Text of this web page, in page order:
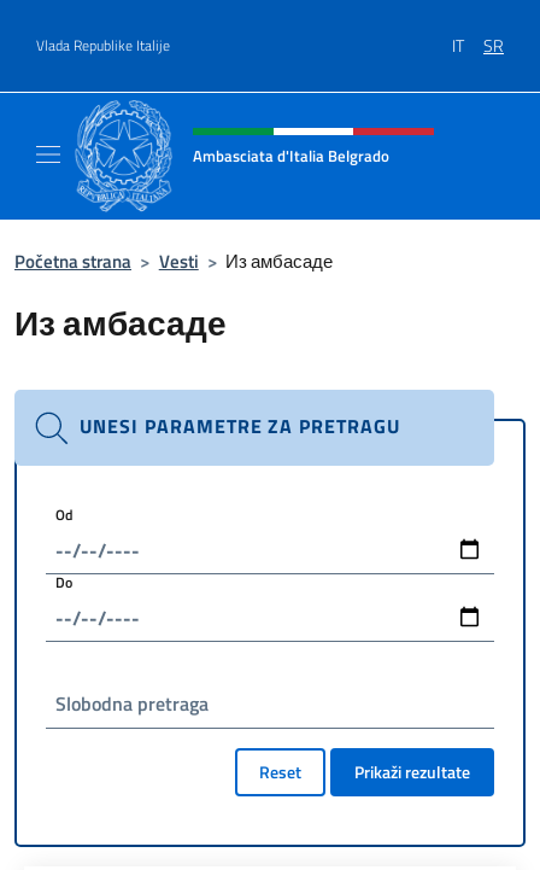
Vlada Republike Italije IT SR
Header, social and menu of site
Ambasciata d'Italia Belgrado
Početna strana > Vesti > Из амбасаде
Из амбасаде
UNESI PARAMETRE ZA PRETRAGU
Od
Do
Slobodna pretraga
Reset Prikaži rezultate